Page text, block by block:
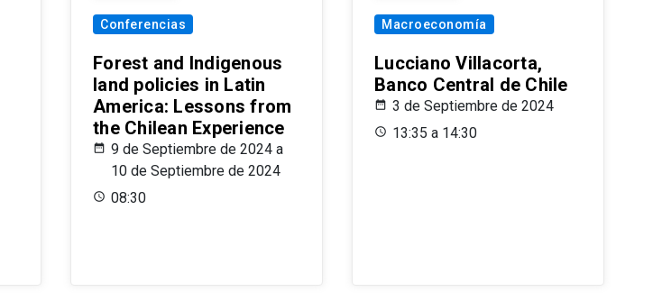
Conferencias
Forest and Indigenous
land policies in Latin
America: Lessons from
the Chilean Experience
9 de Septiembre de 2024 a
10 de Septiembre de 2024
08:30
Macroeconomía
Lucciano Villacorta,
Banco Central de Chile
3 de Septiembre de 2024
13:35 a 14:30